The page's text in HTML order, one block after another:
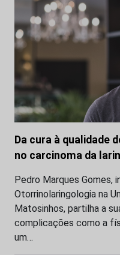
Da cura à qualidade
no carcinoma da
Pedro Marques Gomes,
Otorrinolaringologia na
Matosinhos, partilha a
complicações como a
um…